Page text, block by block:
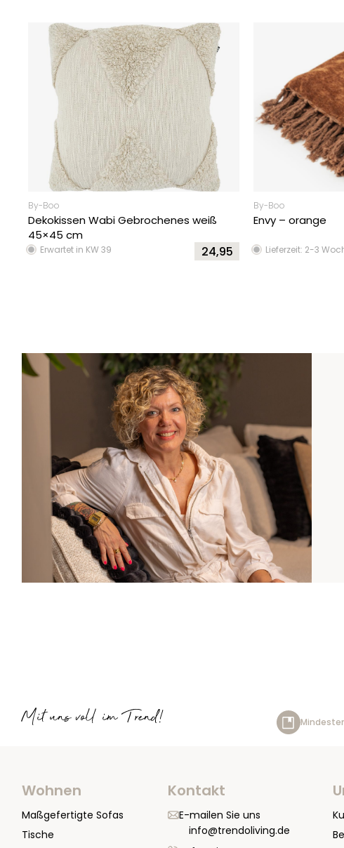
By-Boo
Dekokissen Wabi Gebrochenes weiß
45×45 cm
Erwartet in KW 39 24,95
By-Boo
Envy – orange
Lieferzeit: 2-3
Mit uns voll im Trend!
Wohnen
Maßgefertigte Sofas
Tische
Kontakt
E-mailen Sie uns
info@trendoliving.de